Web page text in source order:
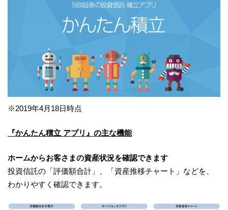
※2019年4月18日時点
『かんたん積立 アプリ』の主な機能
ホームからお客さまの資産状況を確認できます
投資信託の「評価額合計」、「資産推移チャート」などを、
わかりやすく確認できます。